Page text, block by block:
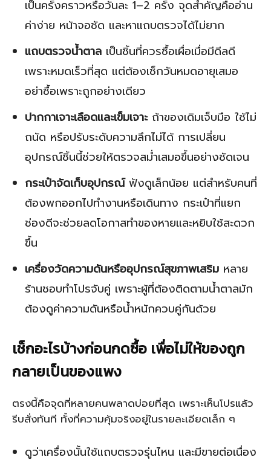
เป็นครั้งคราวหรือวันละ 1–2 ครั้ง จุดสำคัญคืออ่าน
ค่าง่าย หน้าจอชัด และหาแถบตรวจได้ไม่ยาก
แถบตรวจน้ำตาล เป็นชิ้นที่ควรซื้อเผื่อเมื่อมีดีลดี
เพราะหมดเร็วที่สุด แต่ต้องเช็กวันหมดอายุเสมอ
อย่าซื้อเพราะถูกอย่างเดียว
ปากกาเจาะเลือดและเข็มเจาะถ้าของเดิมเจ็บมือ ใช้ไม่
ถนัด หรือปรับระดับความลึกไม่ได้ การเปลี่ยน
อุปกรณ์ชิ้นนี้ช่วยให้ตรวจสม่ำเสมอขึ้นอย่างชัดเจน
กระเป๋าจัดเก็บอุปกรณ์ฟังดูเล็กน้อย แต่สำหรับคนที่
ต้องพกออกไปทำงานหรือเดินทาง กระเป๋าที่แยก
ช่องดีจะช่วยลดโอกาสทำของหายและหยิบใช้สะดวก
ขึ้น
เครื่องวัดความดันหรืออุปกรณ์สุขภาพเสริม หลาย
ร้านชอบทำโปรจับคู่ เพราะผู้ที่ต้องติดตามน้ำตาลมัก
ต้องดูค่าความดันหรือน้ำหนักควบคู่กันด้วย
เช็กอะไรบ้างก่อนกดซื้อ เพื่อไม่ให้ของถูก
กลายเป็นของแพง
ตรงนี้คือจุดที่หลายคนพลาดบ่อยที่สุด เพราะเห็นโปรแล้ว
รีบสั่งทันที ทั้งที่ความคุ้มจริงอยู่ในรายละเอียดเล็ก ๆ
ดูว่าเครื่องนั้นใช้แถบตรวจรุ่นไหน และมีขายต่อเนื่อง